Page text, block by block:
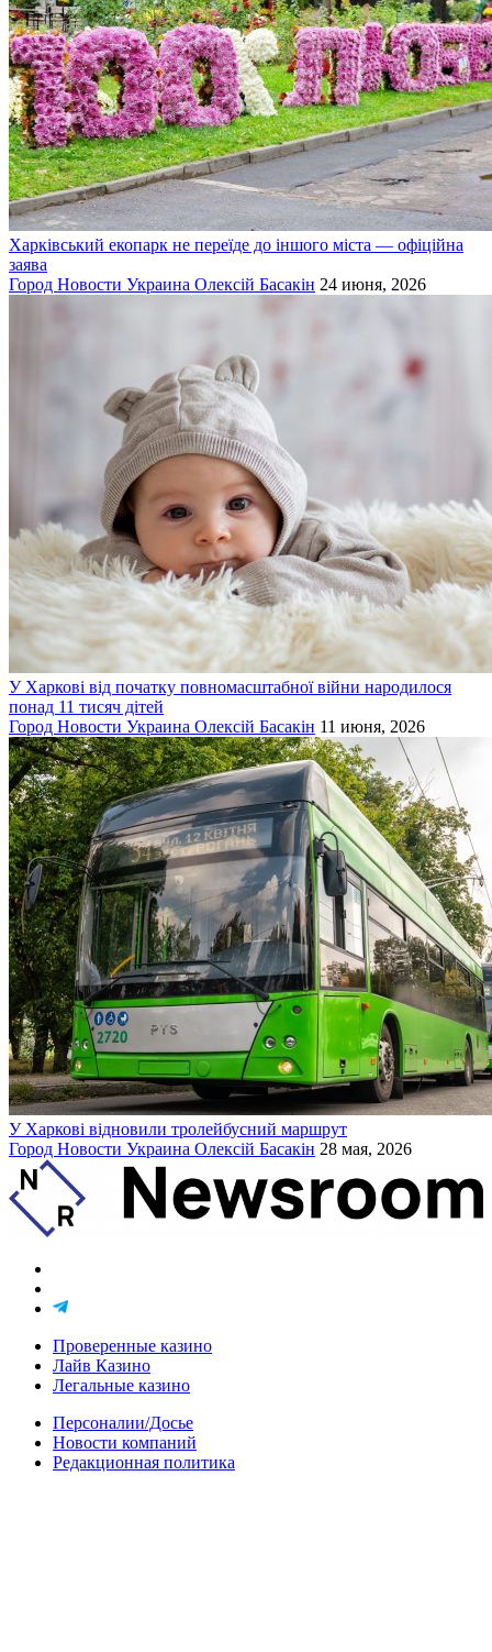
Харківський екопарк не переїде до іншого міста — офіційна
заява
Город Новости Украина Олексій Басакін 24 июня, 2026
У Харкові від початку повномасштабної війни народилося
понад 11 тисяч дітей
Город Новости Украина Олексій Басакін 11 июня, 2026
У Харкові відновили тролейбусний маршрут
Город Новости Украина Олексій Басакін 28 мая, 2026
Проверенные казино
Лайв Казино
Легальные казино
Персоналии/Досье
Новости компаний
Редакционная политика